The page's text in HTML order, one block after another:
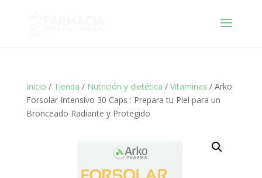
Inicio / Tienda / Nutrición y dietética / Vitaminas / Arko
Forsolar Intensivo 30 Caps : Prepara tu Piel para un
Bronceado Radiante y Protegido